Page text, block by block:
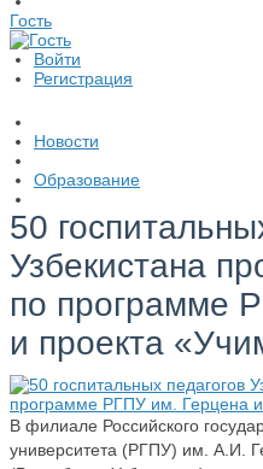
Гость
Войти
Регистрация
Новости
Образование
50
Узбекистана
по программе
и проекта
В филиале Российского
университета (РГПУ) им. А.И.